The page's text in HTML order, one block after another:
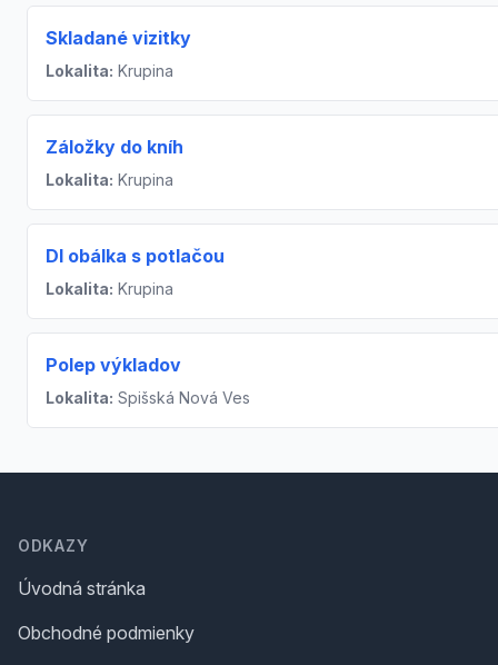
Skladané vizitky
Lokalita: Krupina
Záložky do kníh
Lokalita: Krupina
Dl obálka s potlačou
Lokalita: Krupina
Polep výkladov
Lokalita: Spišská Nová Ves
ODKAZY
Úvodná stránka
Obchodné podmienky